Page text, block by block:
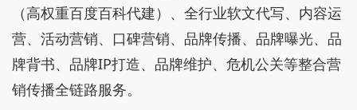
（高权重百度百科代建）、全行业软文代写、内容运
营、活动营销、口碑营销、品牌传播、品牌曝光、品
牌背书、品牌IP打造、品牌维护、危机公关等整合营
销传播全链路服务。